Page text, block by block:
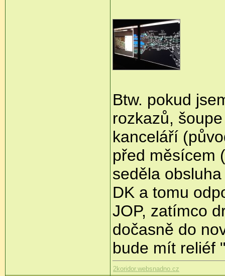
Btw. pokud
rozkazů,
kanceláří
před měsícem
seděla
DK a tomu
JOP, zatímco
dočasně do
bude mít reliéf
2koridor.websnadno.cz